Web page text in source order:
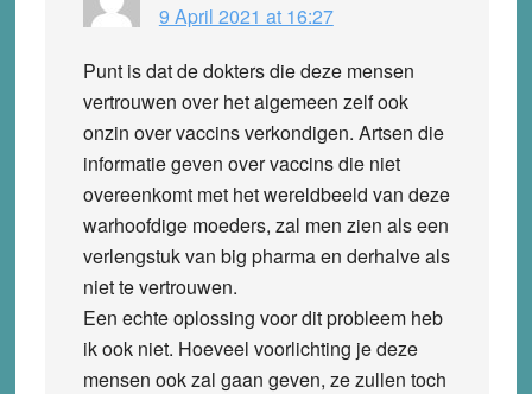
9 April 2021 at 16:27
Punt is dat de dokters die deze mensen
vertrouwen over het algemeen zelf ook
onzin over vaccins verkondigen. Artsen die
informatie geven over vaccins die niet
overeenkomt met het wereldbeeld van deze
warhoofdige moeders, zal men zien als een
verlengstuk van big pharma en derhalve als
niet te vertrouwen.
Een echte oplossing voor dit probleem heb
ik ook niet. Hoeveel voorlichting je deze
mensen ook zal gaan geven, ze zullen toch